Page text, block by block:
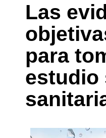
Las
para
estudio